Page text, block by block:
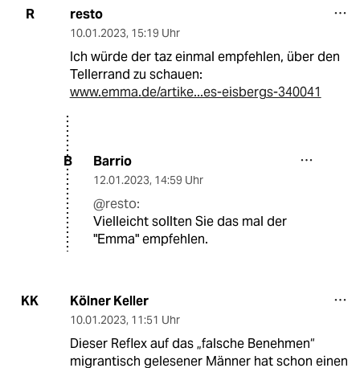
R resto
10.01.2023, 15:19 Uhr
Ich würde der taz einmal empfehlen, über den
Tellerrand zu schauen:
www.emma.de/artike...es-eisbergs-340041
B Barrio
12.01.2023, 14:59 Uhr
@resto:
Vielleicht sollten Sie das mal der
"Emma" empfehlen.
KK Kölner Keller
10.01.2023, 11:51 Uhr
Dieser Reflex auf das „falsche Benehmen“
migrantisch gelesener Männer hat schon einen